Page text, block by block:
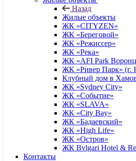
Назад
Жилые объекты
ЖК «CITYZEN»
ЖК «Береговой»
ЖК «Режиссер»
ЖК «Река»
ЖК «AFI Park
ЖК «Ривер Парк» (г.
Клубный дом в
ЖК «Sydney City»
ЖК «Событие»
ЖК «SLAVA»
ЖК «City Bay»
ЖК «Бадаевский»
ЖК «High Life»
ЖК «Остров»
ЖК Bvlgari Hotel &
Контакты